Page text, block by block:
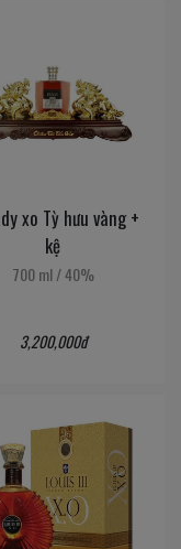
xo Tỳ hưu vàng +
kệ
700 ml/40%
3,200,000đ